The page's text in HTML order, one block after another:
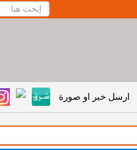
ارسل خبر او صورة